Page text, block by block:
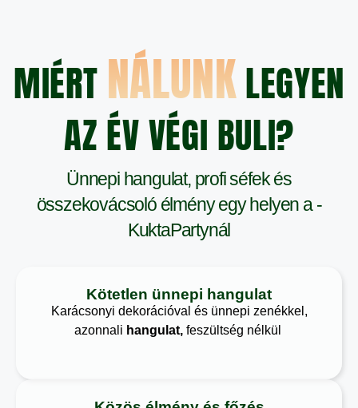
MIÉRT NÁLUNKLEGYEN
AZ ÉV VÉGI BULI?
Ünnepi hangulat, profi séfek és
összekovácsoló élmény egy helyen a -
KuktaPartynál
Kötetlen ünnepi hangulat
Karácsonyi dekorációval és ünnepi zenékkel,
azonnali hangulat,feszültség nélkül